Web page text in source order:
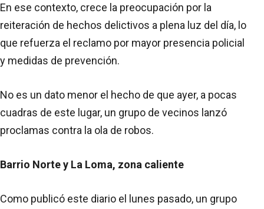
En ese contexto, crece la preocupación por la
reiteración de hechos delictivos a plena luz del día, lo
que refuerza el reclamo por mayor presencia policial
y medidas de prevención.
No es un dato menor el hecho de que ayer, a pocas
cuadras de este lugar, un grupo de vecinos lanzó
proclamas contra la ola de robos.
Barrio Norte y La Loma, zona caliente
Como publicó este diario el lunes pasado, un grupo